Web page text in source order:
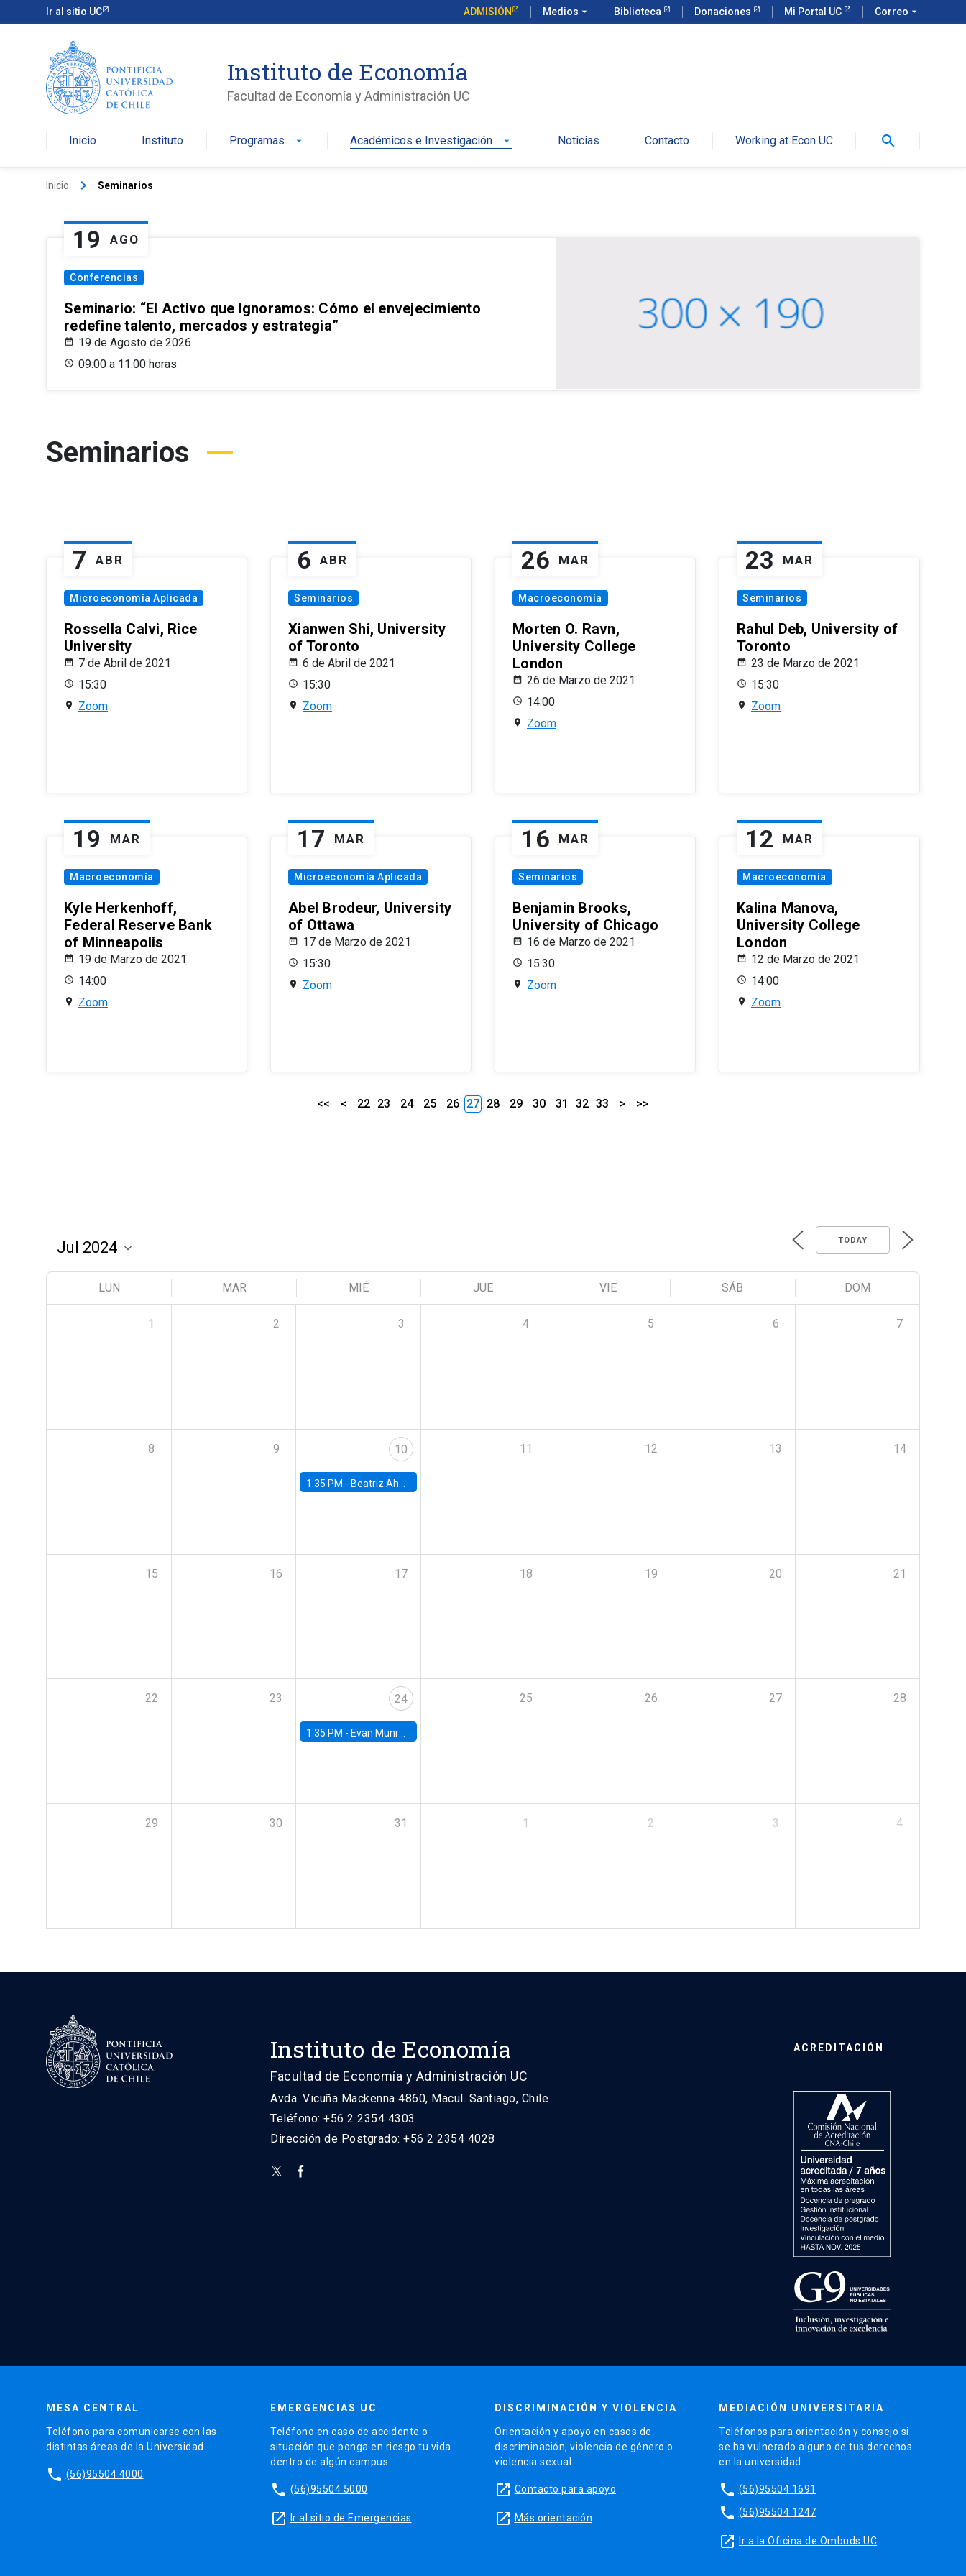
Ir al sitio UC ADMISIÓN Medios arrow_drop_down Biblioteca Donaciones Mi Portal UC Correo arrow_drop_down
Instituto de Economía
Facultad de Economía y Administración UC
Inicio Instituto Programas arrow_drop_down Académicos e Investigación arrow_drop_down Noticias Contacto Working at Econ UC search
Inicio keyboard_arrow_right Seminarios
19 AGO
Conferencias
Seminario: “El Activo que Ignoramos: Cómo el envejecimiento
redefine talento, mercados y estrategia”
19 de Agosto de 2026
09:00 a 11:00 horas
Seminarios
7 ABR
Microeconomía Aplicada
Rossella Calvi, Rice
University
7 de Abril de 2021
15:30
Zoom
6 ABR
Seminarios
Xianwen Shi, University
of Toronto
6 de Abril de 2021
15:30
Zoom
26 MAR
Macroeconomía
Morten O. Ravn,
University College
London
26 de Marzo de 2021
14:00
Zoom
23 MAR
Seminarios
Rahul Deb, University of
Toronto
23 de Marzo de 2021
15:30
Zoom
19 MAR
Macroeconomía
Kyle Herkenhoff,
Federal Reserve Bank
of Minneapolis
19 de Marzo de 2021
14:00
Zoom
17 MAR
Microeconomía Aplicada
Abel Brodeur, University
of Ottawa
17 de Marzo de 2021
15:30
Zoom
16 MAR
Seminarios
Benjamin Brooks,
University of Chicago
16 de Marzo de 2021
15:30
Zoom
12 MAR
Macroeconomía
Kalina Manova,
University College
London
12 de Marzo de 2021
14:00
Zoom
<< < 22 23 24 25 26 27 28 29 30 31 32 33 > >>
TODAY
LUN MAR MIÉ JUE VIE SÁB DOM
1 2 3 4 5 6 7
8 9 10
1:35 PM - Beatriz Ahumada, PhD candidate, Universidad de Pittsburgh
11 12 13 14
15 16 17 18 19 20 21
22 23 24
1:35 PM - Evan Munro, Neyman Visiting Assistant Professor in the Department of Statistics at UC Berkeley
25 26 27 28
29 30 31 1 2 3 4
Instituto de Economía
Facultad de Economía y Administración UC
Avda. Vicuña Mackenna 4860, Macul. Santiago, Chile
Teléfono: +56 2 2354 4303
Dirección de Postgrado: +56 2 2354 4028
ACREDITACIÓN
MESA CENTRAL
Teléfono para comunicarse con las
distintas áreas de la Universidad.
phone (56)95504 4000
EMERGENCIAS UC
Teléfono en caso de accidente o
situación que ponga en riesgo tu vida
dentro de algún campus.
phone (56)95504 5000
launch Ir al sitio de Emergencias
DISCRIMINACIÓN Y VIOLENCIA
Orientación y apoyo en casos de
discriminación, violencia de género o
violencia sexual.
launch Contacto para apoyo
launch Más orientación
MEDIACIÓN UNIVERSITARIA
Teléfonos para orientación y consejo si
se ha vulnerado alguno de tus derechos
en la universidad.
phone (56)95504 1691
phone (56)95504 1247
launch Ir a la Oficina de Ombuds UC